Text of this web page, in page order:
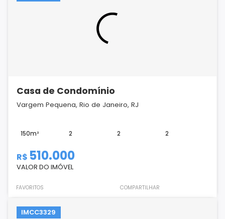
Casa de Condomínio
Vargem Pequena, Rio de Janeiro, RJ
150m² 2 2 2
R$ 510.000
VALOR DO IMÓVEL
FAVORITOS COMPARTILHAR
IMCC3329